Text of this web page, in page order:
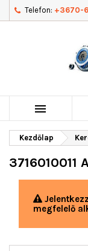
Telefon: +3670-

Kezdőlap
3716010011
megfelelő